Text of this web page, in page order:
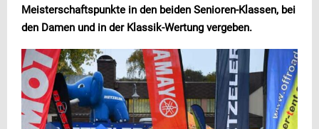
Meisterschaftspunkte in den beiden Senioren-Klassen, bei
den Damen und in der Klassik-Wertung vergeben.